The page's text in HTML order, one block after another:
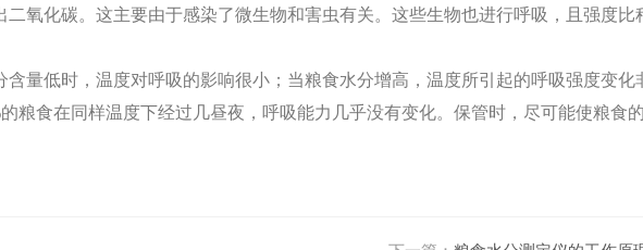
氧化碳。这主要由于感染了微生物和害虫有关。这些生物也进行呼吸，且强度比
量低时，温度对呼吸的影响很小；当粮食水分增高，温度所引起的呼吸强度变化
食在同样温度下经过几昼夜，呼吸能力几乎没有变化。保管时，尽可能使粮食